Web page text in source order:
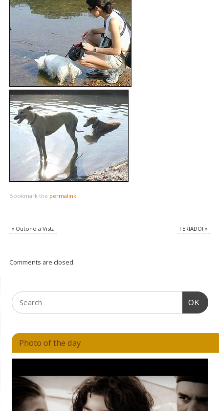
Bookmark the permalink.
«Outono a Vista FERIADO!»
Comments are closed.
OK
Photo of the day